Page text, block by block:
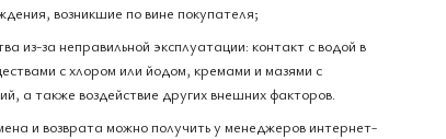
возникшие по вине покупателя;
из-за неправильной эксплуатации: контакт с водой в
с хлором или йодом, кремами и мазями с
а также воздействие других внешних факторов.
и возврата можно получить у менеджеров интернет-